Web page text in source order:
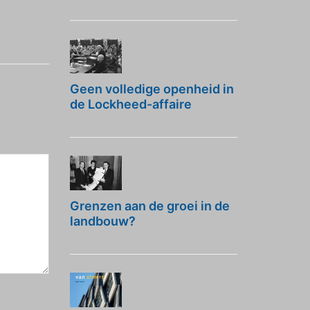
Geen volledige openheid in
de Lockheed-affaire
Grenzen aan de groei in de
landbouw?